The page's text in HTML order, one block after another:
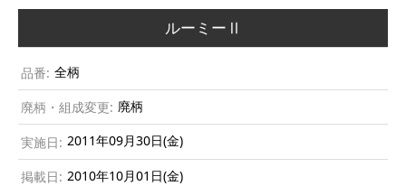
ルーミーⅡ
全柄
廃柄
2011年09月30日(金)
2010年10月01日(金)